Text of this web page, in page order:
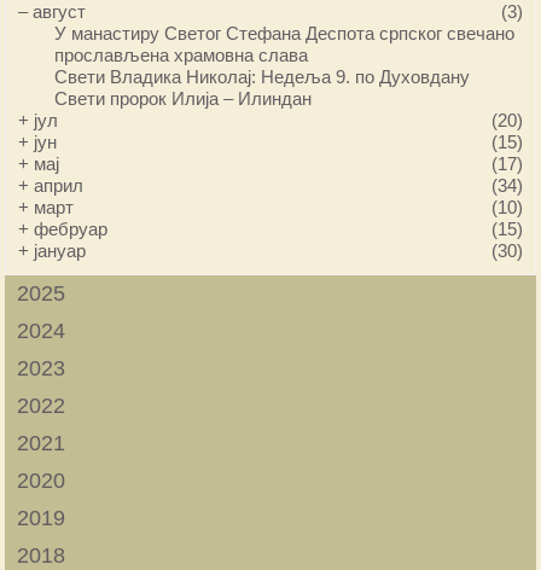
–август
(3)
У манастиру Светог Стефана Деспота српског свечано
прослављена храмовна слава
Свети Владика Николај: Недеља 9. по Духовдану
Свети пророк Илија – Илиндан
+ јул
(20)
+ јун
(15)
+ мај
(17)
+април
(34)
+ март
(10)
+фебруар
(15)
+ јануар (30)
2025
2024
2023
2022
2021
2020
2019
2018